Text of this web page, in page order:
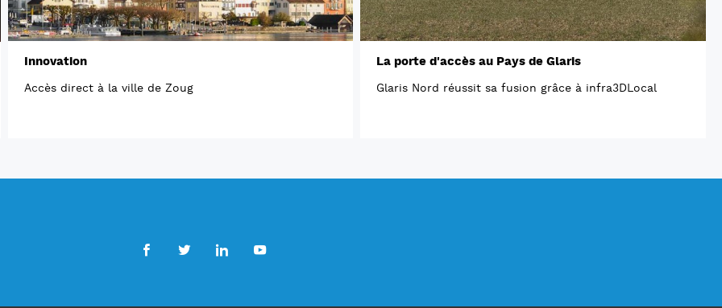
Innovation
Accès direct à la ville de Zoug
La porte d'accès au Pays de Glaris
Glaris Nord réussit sa fusion grâce à infra3DLocal